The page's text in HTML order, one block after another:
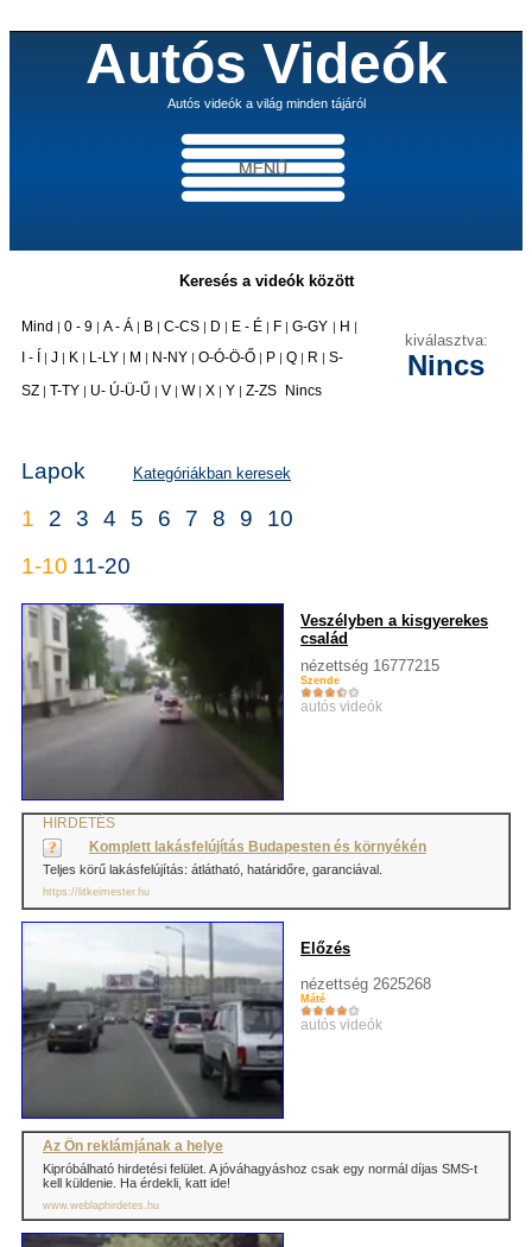
Autós Videók
Autós videók a világ minden tájáról
Keresés a videók között
Mind | 0 - 9 | A - Á | B | C-CS | D | E - É | F | G-GY | H |
I - Í | J | K | L-LY | M | N-NY | O-Ó-Ö-Ő | P | Q | R | S-
SZ | T-TY | U- Ú-Ü-Ű | V | W | X | Y | Z-ZS Nincs
kiválasztva:
Nincs
Lapok Kategóriákban keresek
1 2 3 4 5 6 7 8 9
10
1-10 11-20
Veszélyben a kisgyerekes
család
nézettség 16777215
Szende
autós videók
HIRDETÉS
Komplett lakásfelújítás Budapesten és környékén
Teljes körű lakásfelújítás: átlátható, határidőre, garanciával.
https://litkeimester.hu
Előzés
nézettség 2625268
Máté
autós videók
Az Ön reklámjának a helye
Kipróbálható hirdetési felület. A jóváhagyáshoz csak egy normál díjas SMS-t
kell küldenie. Ha érdekli, katt ide!
www.weblaphirdetes.hu